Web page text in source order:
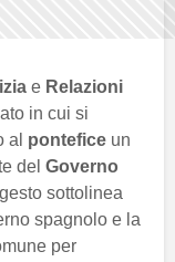
e Relazioni
in cui si
al pontefice un
del Governo
sottolinea
spagnolo e la
per